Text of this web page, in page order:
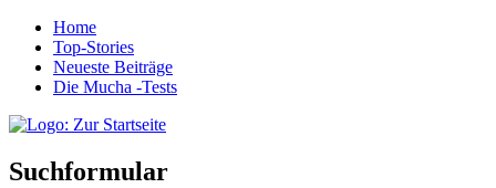
Home
Top-Stories
Neueste Beiträge
Die Mucha -Tests
Suchformular